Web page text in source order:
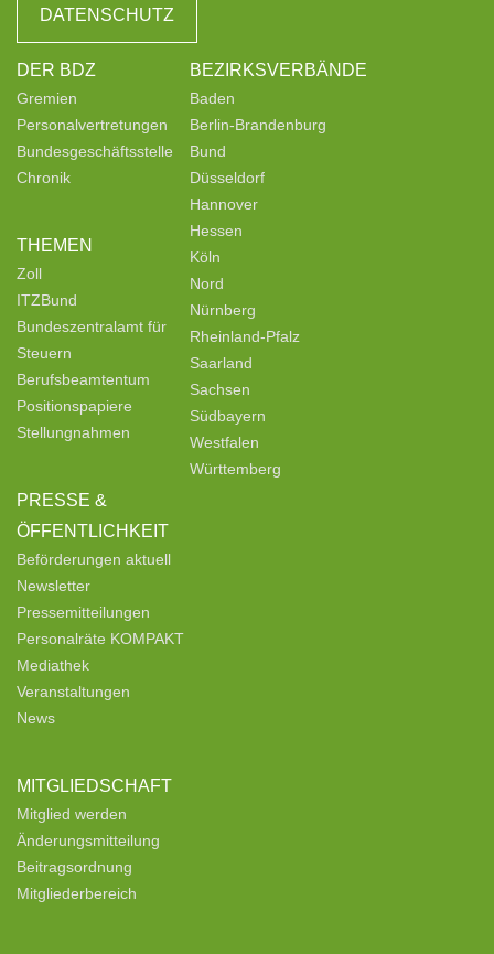
DATENSCHUTZ
DER BDZ
Gremien
Personalvertretungen
Bundesgeschäftsstelle
Chronik
THEMEN
Zoll
ITZBund
Bundeszentralamt für
Steuern
Berufsbeamtentum
Positionspapiere
Stellungnahmen
PRESSE &
ÖFFENTLICHKEIT
Beförderungen aktuell
Newsletter
Pressemitteilungen
Personalräte KOMPAKT
Mediathek
Veranstaltungen
News
MITGLIEDSCHAFT
Mitglied werden
Änderungsmitteilung
Beitragsordnung
Mitgliederbereich
BEZIRKSVERBÄNDE
Baden
Berlin-Brandenburg
Bund
Düsseldorf
Hannover
Hessen
Köln
Nord
Nürnberg
Rheinland-Pfalz
Saarland
Sachsen
Südbayern
Westfalen
Württemberg